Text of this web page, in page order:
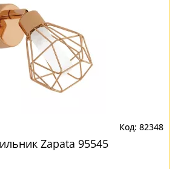
82348
Zapata 95545